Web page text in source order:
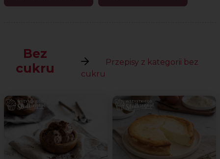
Bez
cukru
Przepisy z kategorii bez
cukru